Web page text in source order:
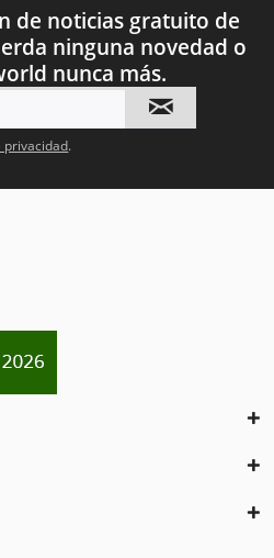
de noticias gratuito de
ninguna novedad o
nunca más.
privacidad.